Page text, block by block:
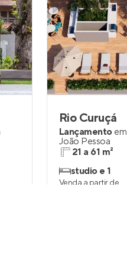
Rio Curuçá
Lançamento em
João Pessoa
21 a 61 m²
studio e 1
Venda a partir de